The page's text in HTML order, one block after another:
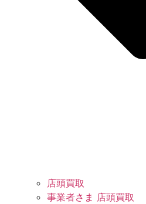
店頭買取
事業者さま 店頭買取